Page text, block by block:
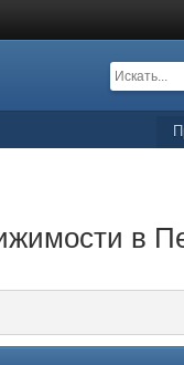
в